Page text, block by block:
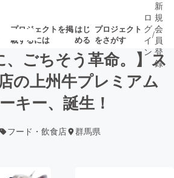
プロジェクトを掲
載するには
はじ
める
プロジェクト
をさがす
の新着プロ
募集終了が近いプ
ロ
グ
イ
ン
/
新
規
会
員
登
録
、ごちそう革命。】ス
の上州牛プレミアム
キー、誕生！
フード・飲食店 群馬県